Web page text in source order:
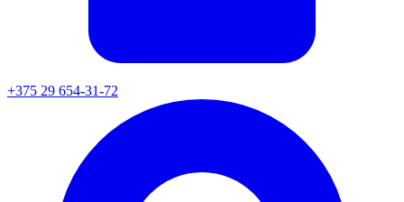
+375 29 654-31-72